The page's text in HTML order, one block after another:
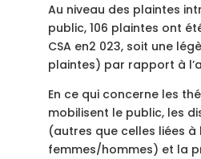
Au niveau des plaintes
public, 106 plaintes ont
CSA en2 023, soit une
plaintes) par rapport à
En ce qui concerne les
mobilisent le public, les
(autres que celles liées à
femmes/hommes) et la